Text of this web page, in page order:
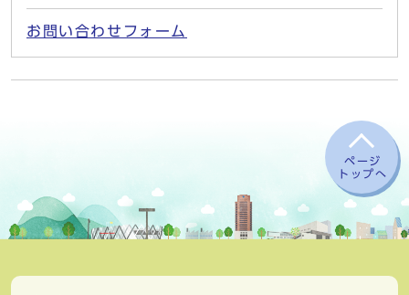
お問い合わせフォーム
ページ
トップへ